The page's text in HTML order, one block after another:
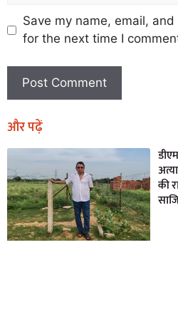
Save my name, email,
for the next time I
और पढ़ें
की